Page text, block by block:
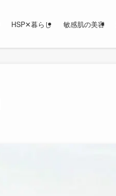
HSP✕暮らし 敏感肌の美容